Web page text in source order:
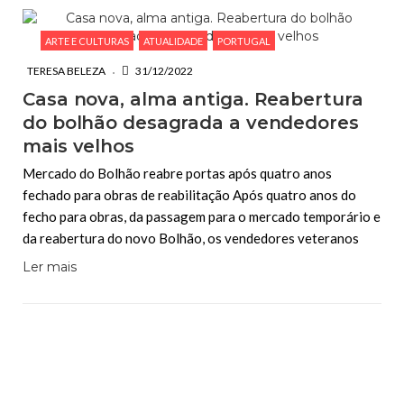
ARTE E CULTURAS ATUALIDADE PORTUGAL
TERESA BELEZA 31/12/2022
Casa nova, alma antiga. Reabertura
do bolhão desagrada a vendedores
mais velhos
Mercado do Bolhão reabre portas após quatro anos
fechado para obras de reabilitação Após quatro anos do
fecho para obras, da passagem para o mercado temporário e
da reabertura do novo Bolhão, os vendedores veteranos
Ler mais